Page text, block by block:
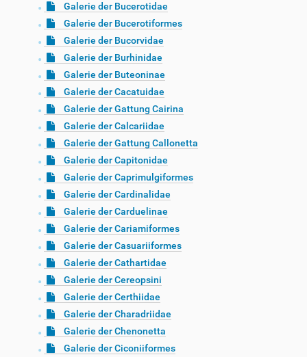
Galerie der Bucerotidae
Galerie der Bucerotiformes
Galerie der Bucorvidae
Galerie der Burhinidae
Galerie der Buteoninae
Galerie der Cacatuidae
Galerie der Gattung Cairina
Galerie der Calcariidae
Galerie der Gattung Callonetta
Galerie der Capitonidae
Galerie der Caprimulgiformes
Galerie der Cardinalidae
Galerie der Carduelinae
Galerie der Cariamiformes
Galerie der Casuariiformes
Galerie der Cathartidae
Galerie der Cereopsini
Galerie der Certhiidae
Galerie der Charadriidae
Galerie der Chenonetta
Galerie der Ciconiiformes